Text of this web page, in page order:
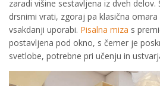
zaradi višine sestavljena iz dveh
drsnimi vrati, zgoraj pa klasična
vsakdanji uporabi. Pisalna miza s
postavljena pod okno, s čemer je
svetlobe, potrebne pri učenju in